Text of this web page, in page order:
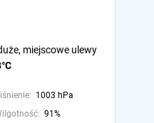
miejscowe ulewy
1003 hPa
91%